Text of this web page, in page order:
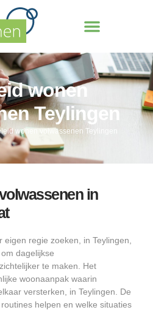
wonen
Teylingen
wonen volwassenen Teylingen
in
regie zoeken, in Teylingen,
dagelijkse
te maken. Het
woonaanpak waarin
versterken, in Teylingen. De
helpen en welke situaties